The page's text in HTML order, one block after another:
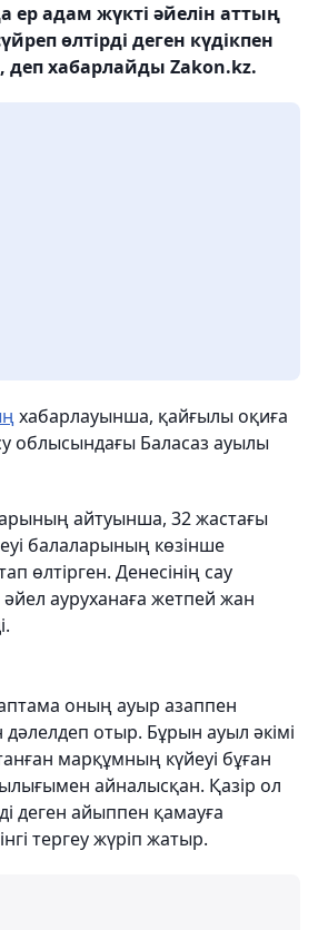
ер адам жүкті әйелін аттың
өлтірді деген күдікпен
хабарлайды Zakon.kz.
хабарлауынша, қайғылы оқиға
облысындағы Баласаз ауылы
айтуынша, 32 жастағы
балаларының көзінше
өлтірген. Денесінің сау
ауруханаға жетпей жан
оның ауыр азаппен
отыр. Бұрын ауыл әкімі
марқұмның күйеуі бұған
айналысқан. Қазір ол
деген айыппен қамауға
тергеу жүріп жатыр.